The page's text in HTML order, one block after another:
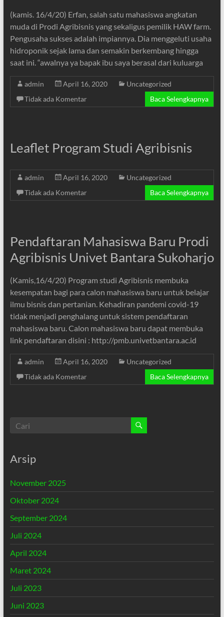
(kamis. 16/4/20) Erfan, salah satu mahasiswa angkatan
muda di Prodi Agribisnis yang sekaligus pemilik HAW farm.
Pengusaha sukses adalah impiannya. Dia menggeluti usaha
hidroponik sejak lama dan semakin berkembang hingga
saat ini. “awalnya ya bapak ibu saya berasal dari kuluarga
admin April 16, 2020
Uncategorized
Tidak ada Komentar
Baca Selengkapnya
Leaflet Program Studi Agribisnis
admin April 16, 2020
Uncategorized
Tidak ada Komentar
Baca Selengkapnya
Pendaftaran Mahasiswa Baru Prodi
Agribisnis Univet Bantara Sukoharjo
(Kamis,16/4/20) Program studi Agribisnis membuka
kesempatan bagi para calon mahasiswa baru untuk belajar
ilmu bisnis dan pertanian. Kehadiran pandemi covid-19
tidak menjadi penghalang untuk sistem pendaftaran
mahasiswa baru. Calon mahasiswa baru dapat membuka
link pendaftaran disini : http://pmb.univetbantara.ac.id
admin April 16, 2020
Uncategorized
Tidak ada Komentar
Baca Selengkapnya
Arsip
November 2025
Oktober 2024
September 2024
Juli 2024
April 2024
Maret 2024
Juli 2023
Juni 2023